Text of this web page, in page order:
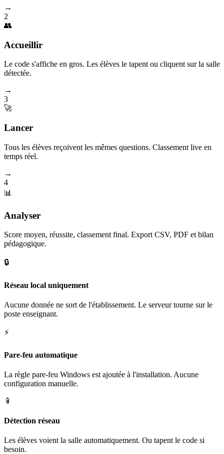
→
2
👥
Accueillir
Le code s'affiche en gros. Les élèves le tapent ou cliquent sur la salle
détectée.
→
3
🚀
Lancer
Tous les élèves reçoivent les mêmes questions. Classement live en
temps réel.
→
4
📊
Analyser
Score moyen, réussite, classement final. Export CSV, PDF et bilan
pédagogique.
🔒
Réseau local uniquement
Aucune donnée ne sort de l'établissement. Le serveur tourne sur le
poste enseignant.
⚡
Pare-feu automatique
La règle pare-feu Windows est ajoutée à l'installation. Aucune
configuration manuelle.
📱
Détection réseau
Les élèves voient la salle automatiquement. Ou tapent le code si
besoin.